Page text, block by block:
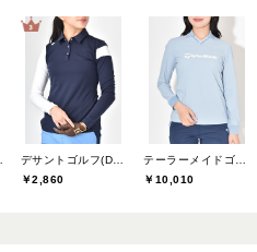
￥2,860
￥10,010